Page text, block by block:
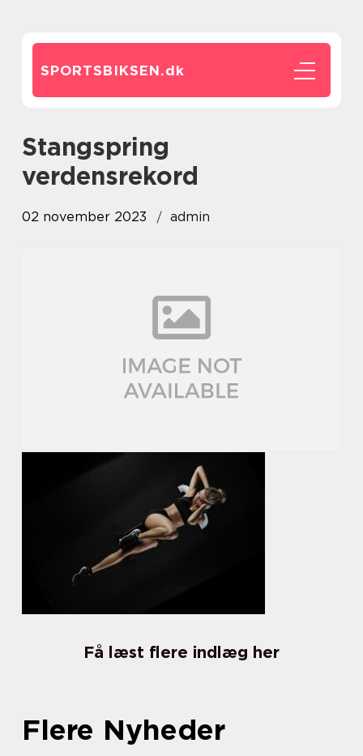
SPORTSBIKSEN.dk
stangspring
verdensrekord
02 november 2023 admin
Få læst flere indlæg her
Flere Nyheder